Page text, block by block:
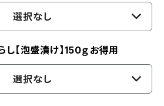
選択なし
【泡盛漬け】150ｇお得用
選択なし